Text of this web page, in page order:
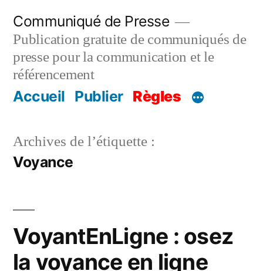
contenu
Communiqué de Presse
Publication gratuite de communiqués de
presse pour la communication et le
référencement
Accueil Publier Règles
Archives de l’étiquette :
Voyance
VoyantEnLigne : osez
la voyance en ligne